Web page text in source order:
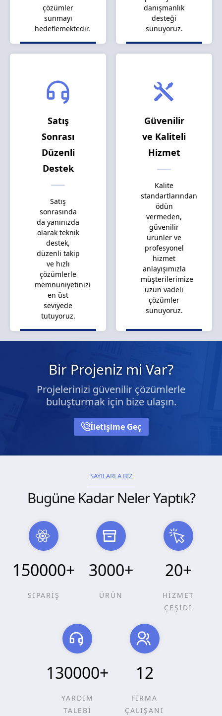
çözümler
sunmayı
hedeflemektedir.
danışmanlık
desteği
sunuyoruz.
Satış
Sonrası
Düzenli
Destek
Satış
sonrasında
da yanınızda
olarak teknik
destek,
düzenli takip
ve hızlı
çözümlerle
memnuniyetinizi
en üst
seviyede
tutuyoruz.
Güvenilir
ve Kaliteli
Hizmet
Kalite
standartlarından
ödün
vermeden,
güvenilir
ürünler ve
profesyonel
hizmet
anlayışımızla
müşterilerimize
uzun vadeli
çözümler
sunuyoruz.
Bir Projeniz mi Var?
Projelerinizi güvenilir çözümlerle
buluşturmak için bize ulaşın.
İletişime Geç
SAYILARLA BİZ
Bugüne Kadar Neler Yaptık?
150000+
SİPARİŞ
3000+
ÜRÜN
20+
HİZMET
ÇEŞİDİ
130000+
YARDIM
TALEBİ
12
FİRMA
ÇALIŞANI